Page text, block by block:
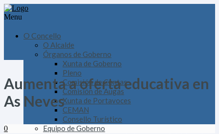
Menu
O Concello
O Alcalde
Órganos de Goberno
Xunta de Goberno
Pleno
Comisión de Contas
Comisión de Augas
Xunta de Portavoces
CEMAN
Consello Turístico
Equipo de Goberno
Aumenta a oferta educativa en
As Neves
0